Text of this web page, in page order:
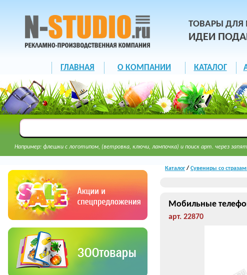
ТОВАРЫ ДЛЯ
ИДЕИ
ГЛАВНАЯ О КОМПАНИИ КАТАЛОГ
Например: флешки с логотипом, (ветровка, ключи, лампочка) и поиск арт. через
Каталог/ Сувениры со
Мобильные
арт. 22870